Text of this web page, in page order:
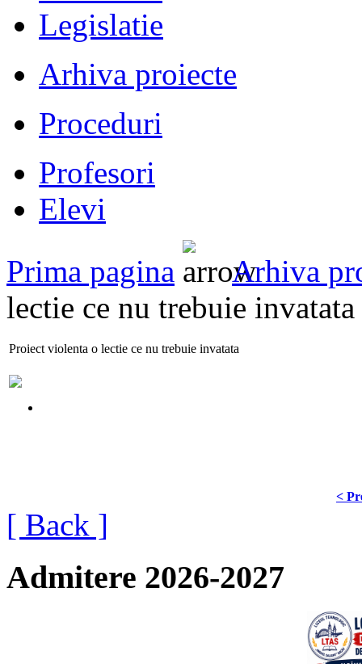
Legislatie
Arhiva proiecte
Proceduri
Profesori
Elevi
Prima pagina
Arhiva
lectie ce nu trebuie invatata
Proiect violenta o lectie ce nu trebuie invatata
<
[ Back ]
Admitere 2026-2027